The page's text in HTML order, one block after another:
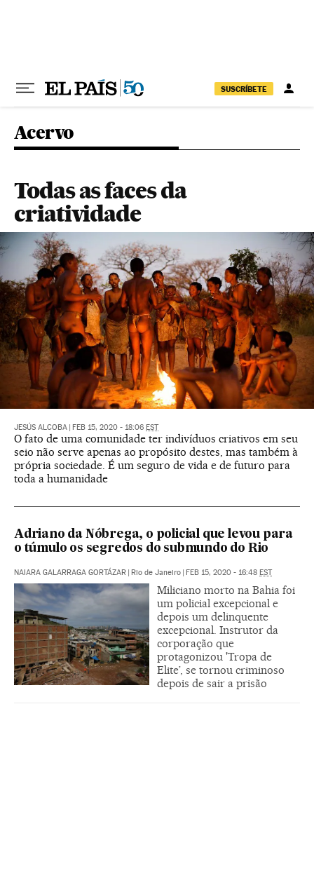
SUSCRÍBETE
Acervo
Todas as faces da
criatividade
JESÚS ALCOBA FEB 15, 2020 - 18:06 EST
O fato de uma comunidade ter indivíduos criativos em seu
seio não serve apenas ao propósito destes, mas também à
própria sociedade. É um seguro de vida e de futuro para
toda a humanidade
Adriano da Nóbrega, o policial que levou para
o túmulo os segredos do submundo do Rio
NAIARA GALARRAGA GORTÁZAR Rio de Janeiro FEB 15, 2020 - 16:48 EST
Miliciano morto na Bahia foi
um policial excepcional e
depois um delinquente
excepcional. Instrutor da
corporação que
protagonizou 'Tropa de
Elite’, se tornou criminoso
depois de sair a prisão